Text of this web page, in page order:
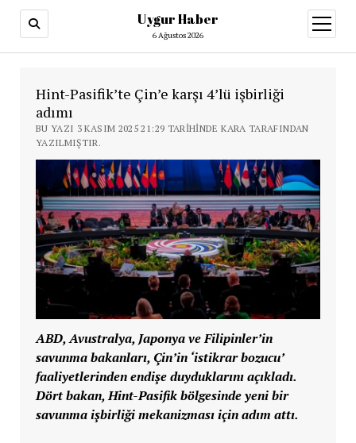
Uygur Haber
6 Ağustos 2026
aç
Hint-Pasifik’te Çin’e karşı 4’lü işbirliği
adımı
BU YAZI 3 KASIM 2025 21:29 TARIHINDE KARA TARAFINDAN
YAZILMIŞTIR.
ABD, Avustralya, Japonya ve Filipinler’in
savunma bakanları, Çin’in ‘istikrar bozucu’
faaliyetlerinden endişe duyduklarını açıkladı.
Dört bakan, Hint-Pasifik bölgesinde yeni bir
savunma işbirliği mekanizması için adım attı.